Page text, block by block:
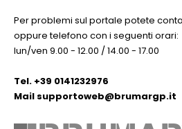
Per problemi sul portale potete
oppure telefono con i seguenti orari:
lun/ven 9.00 - 12.00 / 14.00 - 17.00
Tel. +39 0141232976
Mail supportoweb@brumargp.it